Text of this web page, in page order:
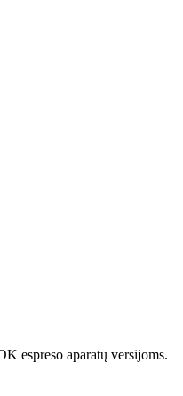
espreso aparatų versijoms.